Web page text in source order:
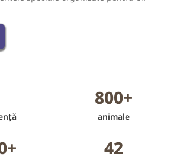
animale
800+
+ 42